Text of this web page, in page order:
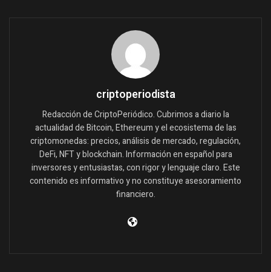
criptoperiodista
Redacción de CriptoPeriódico. Cubrimos a diario la
actualidad de Bitcoin, Ethereum y el ecosistema de las
criptomonedas: precios, análisis de mercado, regulación,
DeFi, NFT y blockchain. Información en español para
inversores y entusiastas, con rigor y lenguaje claro. Este
contenido es informativo y no constituye asesoramiento
financiero.